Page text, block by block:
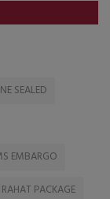
SEALED
EMBARGO
RAHAT PACKAGE